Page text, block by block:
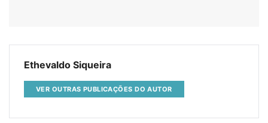
Ethevaldo Siqueira
VER OUTRAS PUBLICAÇÕES DO AUTOR